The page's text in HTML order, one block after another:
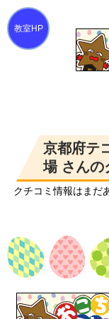
京都府テ
場 さんの
クチコミ情報はまだ